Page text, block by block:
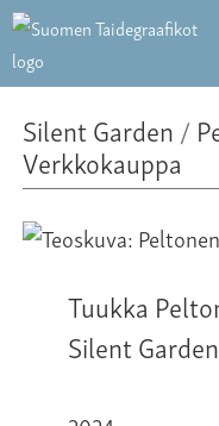
Silent Garden/
Verkkokauppa
Tuukka
Silent Garden